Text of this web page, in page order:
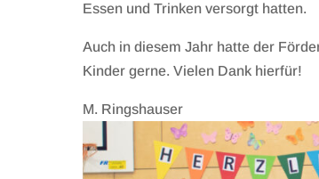
Essen und Trinken versorgt hatten.
Auch in diesem Jahr hatte der
Kinder gerne. Vielen Dank hierfür!
M. Ringshauser